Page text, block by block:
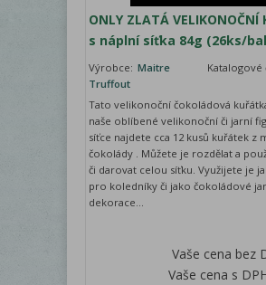
ONLY ZLATÁ VELIKONOČNÍ
s náplní síťka 84g (26ks/
Výrobce: Maitre
Truffout
Katalogové
Tato velikonoční čokoládová
naše oblíbené velikonoční či jarní
síťce najdete cca 12 kusů kuřátek z
čokolády . Můžete je rozdělat a
či darovat celou síťku. Využijete je
pro koledníky či jako čokoládové
dekorace...
Vaše cena bez
Vaše cena s